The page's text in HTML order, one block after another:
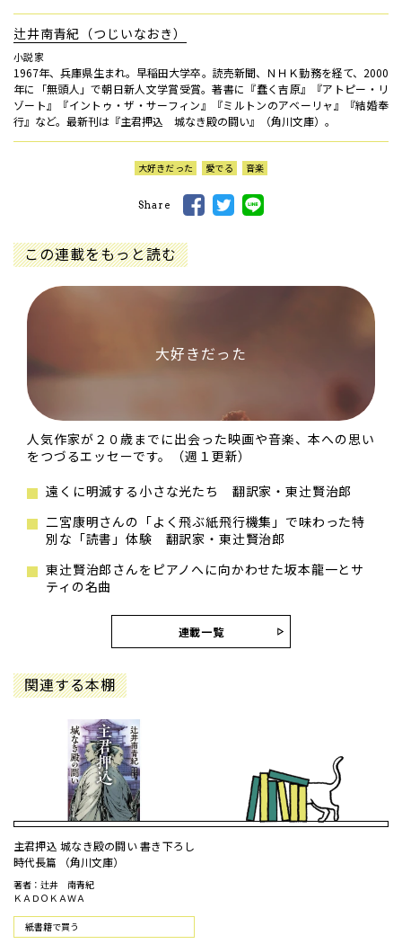
辻井南青紀（つじいなおき）
小説家
1967年、兵庫県生まれ。早稲田大学卒。読売新聞、ＮＨＫ勤務を経て、2000
年に「無頭人」で朝日新人文学賞受賞。著書に『蠢く吉原』『アトピー・リ
ゾート』『イントゥ・ザ・サーフィン』『ミルトンのアベーリャ』『結婚奉
行』など。最新刊は『主君押込 城なき殿の闘い』（角川文庫）。
大好きだった 愛でる 音楽
Share
この連載をもっと読む
大好きだった
人気作家が２０歳までに出会った映画や音楽、本への思い
をつづるエッセーです。（週１更新）
遠くに明滅する小さな光たち 翻訳家・東辻󠄀賢治郎
二宮康明さんの「よく飛ぶ紙飛行機集」で味わった特
別な「読書」体験 翻訳家・東辻󠄀賢治郎
東辻󠄀賢治郎さんをピアノへに向かわせた坂本龍一とサ
ティの名曲
連載一覧
関連する本棚
主君押込 城なき殿の闘い 書き下ろし
時代長篇 （角川文庫）
著者：辻井 南青紀
ＫＡＤＯＫＡＷＡ
紙書籍で買う